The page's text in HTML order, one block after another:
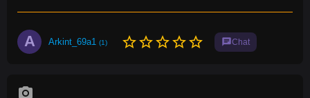
A Arkint_69a1 (1) star_borderstar_borderstar_borderstar_borderstar_border chatChat
photo_camera